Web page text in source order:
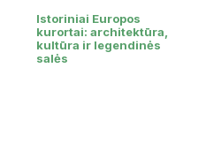
Istoriniai Europos
kurortai: architektūra,
kultūra ir legendinės
salės